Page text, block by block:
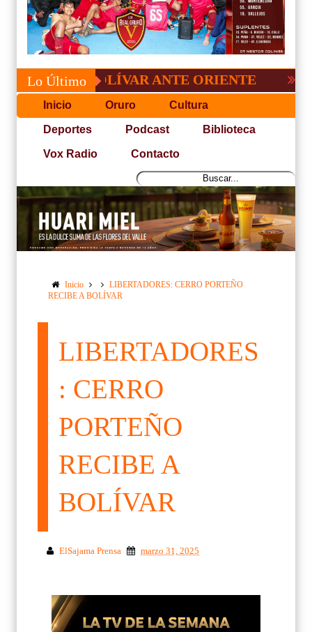
Lo Último
DE BOLÍVAR ANTE ORIENTE
Inicio Oruro Cultura
Deportes Podcast Biblioteca
Vox Radio Contacto
Inicio
LIBERTADORES: CERRO PORTEÑO
RECIBE A BOLÍVAR
LIBERTADORES
: CERRO
PORTEÑO
RECIBE A
BOLÍVAR
ElSajama Prensa marzo 31, 2025